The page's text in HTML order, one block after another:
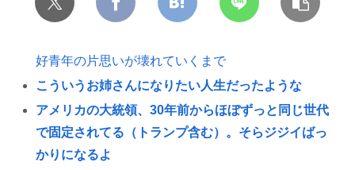
好青年の片思いが壊れていくまで
こういうお姉さんになりたい人生だったような
アメリカの大統領、30年前からほぼずっと同じ世代
で固定されてる（トランプ含む）。そらジジイばっ
かりになるよ